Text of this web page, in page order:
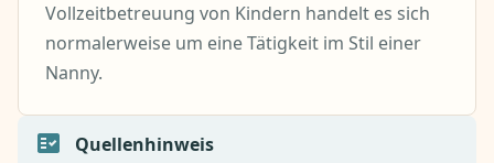
Vollzeitbetreuung von Kindern handelt es sich
normalerweise um eine Tätigkeit im Stil einer
Nanny.
Quellenhinweis